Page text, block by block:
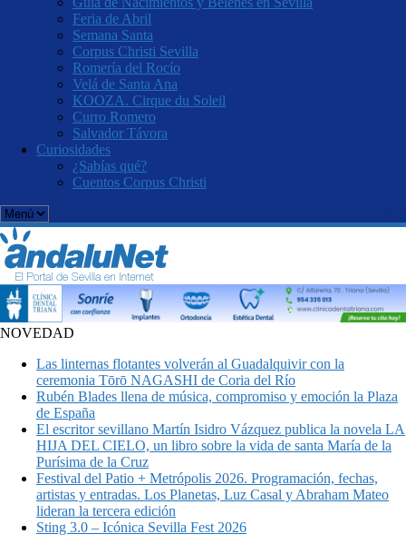
Feria de Abril
Semana Santa
Corpus Christi Sevilla
Romería del Rocío
Velá de Santa Ana
KOOZA. Cirque du Soleil
Curro Romero
Salvador Távora
Curiosidades
¿Sabías qué?
Cuentos Corpus Christi
NOVEDAD
Las linternas flotantes volverán al Guadalquivir con la
ceremonia Tōrō NAGASHI de Coria del Río
Rubén Blades llena de música, compromiso y emoción la Plaza
de España
El escritor sevillano Martín Isidro Vázquez publica la novela LA
HIJA DEL CIELO, un libro sobre la vida de santa María de la
Purísima de la Cruz
Festival del Patio + Metrópolis 2026. Programación, fechas,
artistas y entradas. Los Planetas, Luz Casal y Abraham Mateo
lideran la tercera edición
Sting 3.0 – Icónica Sevilla Fest 2026